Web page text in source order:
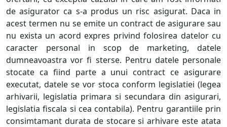
de asigurator ca s-a produs un risc asigurat. Daca in
acest termen nu se emite un contract de asigurare sau
nu exista un acord expres privind folosirea datelor cu
caracter personal in scop de marketing, datele
dumneavoastra vor fi sterse. Pentru datele personale
stocate ca fiind parte a unui contract ce asigurare
executat, datele se vor stoca conform legislatiei (legea
arhivarii, legislatia primara si secundara din asigurari,
legislatia fiscala si cea contabila). Pentru garantiile prin
consimtamant durata de stocare si arhivare este atata